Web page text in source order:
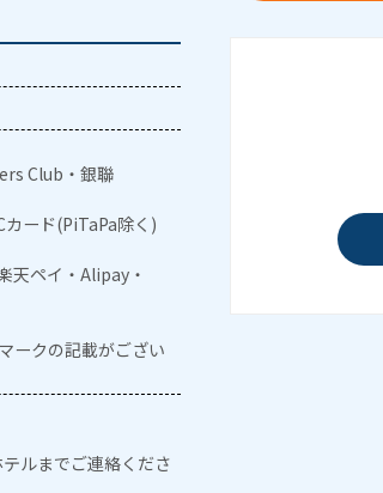
Club・銀聯
ード(PiTaPa除く)
天ペイ・Alipay・
ークの記載がござい
ルまでご連絡くださ